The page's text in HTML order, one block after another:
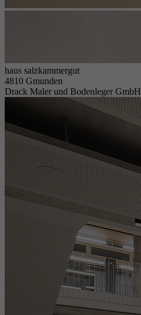
haus salzkammergut
4810 Gmunden
Drack Maler und Bodenleger GmbH